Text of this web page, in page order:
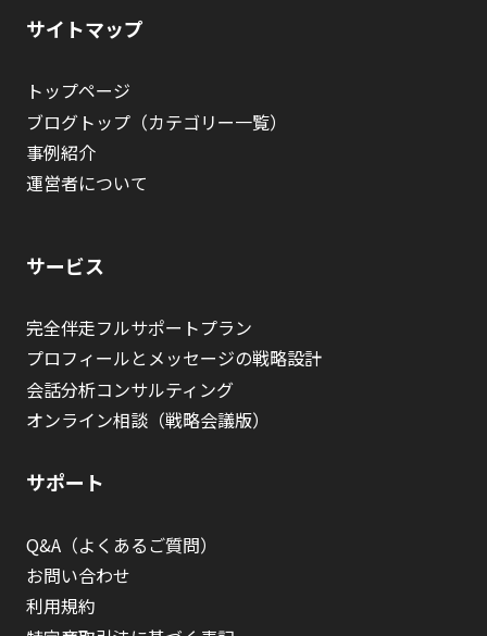
サイトマップ
トップページ
ブログトップ（カテゴリー一覧）
事例紹介
運営者について
サービス
完全伴走フルサポートプラン
プロフィールとメッセージの戦略設計
会話分析コンサルティング
オンライン相談（戦略会議版）
サポート
Q&A（よくあるご質問）
お問い合わせ
利用規約